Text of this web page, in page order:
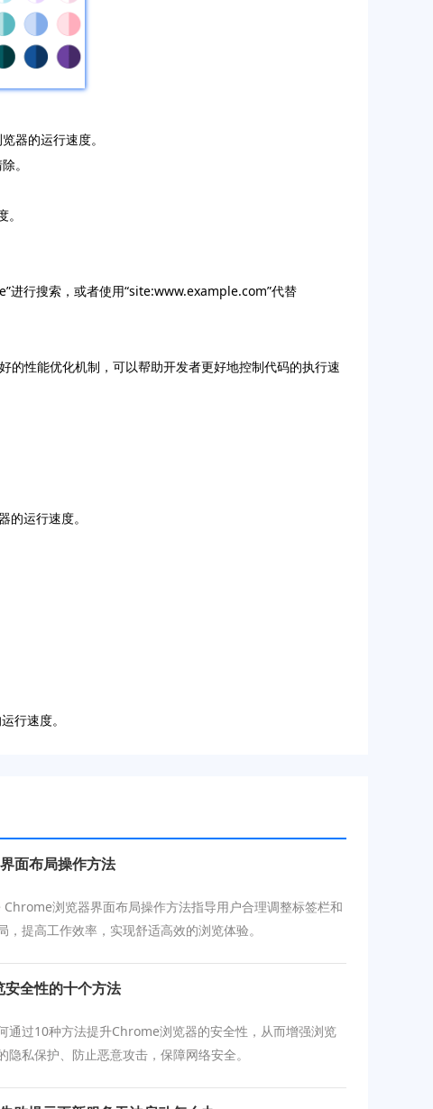
器的运行速度。
。
进行搜索，或者使用“site:www.example.com”代替
性能优化机制，可以帮助开发者更好地控制代码的执行速
的运行速度。
行速度。
面布局操作方法
Chrome浏览器界面布局操作方法指导用户合理调整标签栏和
，提高工作效率，实现舒适高效的浏览体验。
全性的十个方法
通过10种方法提升Chrome浏览器的安全性，从而增强浏览
隐私保护、防止恶意攻击，保障网络安全。